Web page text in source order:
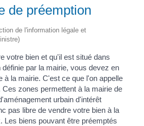
de préemption
de l'information légale et
votre bien et qu'il est situé dans
par la mairie, vous devez en
à la mairie. C'est ce que l'on appelle
Ces zones permettent à la mairie de
urbain d'intérêt
pas libre de vendre votre bien à la
Les biens pouvant être préemptés